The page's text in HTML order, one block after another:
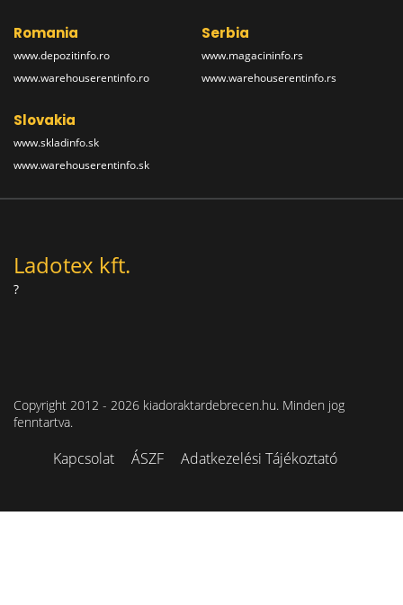
Romania
www.depozitinfo.ro
www.warehouserentinfo.ro
Serbia
www.magacininfo.rs
www.warehouserentinfo.rs
Slovakia
www.skladinfo.sk
www.warehouserentinfo.sk
Ladotex kft.
?
Copyright 2012 - 2026 kiadoraktardebrecen.hu. Minden jog
fenntartva.
Kapcsolat ÁSZF Adatkezelési Tájékoztató